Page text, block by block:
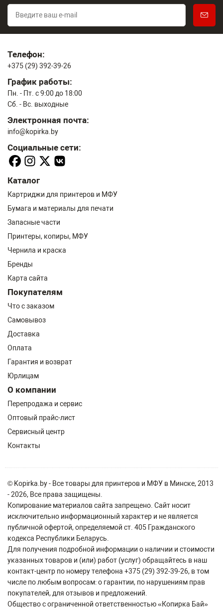
Телефон:
+375 (29) 392-39-26
График работы:
Пн. - Пт. с 9:00 до 18:00
Сб. - Вс. выходные
Электронная почта:
info@kopirka.by
Социальные сети:
Каталог
Картриджи для принтеров и МФУ
Бумага и материалы для печати
Запасные части
Принтеры, копиры, МФУ
Чернила и краска
Бренды
Карта сайта
Покупателям
Что с заказом
Самовывоз
Доставка
Оплата
Гарантия и возврат
Юрлицам
О компании
Перепродажа и сервис
Оптовый прайс-лист
Сервисный центр
Контакты
© Kopirka.by - Все товары для принтеров и МФУ в Минске, 2013
- 2026, Все права защищены.
Копирование материалов сайта запрещено. Сайт носит
исключительно информационный характер и не является
публичной офертой, определяемой ст. 405 Гражданского
кодекса Республики Беларусь.
Для получения подробной информации о наличии и стоимости
указанных товаров и (или) работ (услуг) обращайтесь в наш
контакт-центр по номеру телефона +375 (29) 392-39-26, в том
числе по любым вопросам: о гарантии, по нарушениям прав
покупателей, для отзывов и предложений.
Общество с ограниченной ответственностью «Копирка Бай»